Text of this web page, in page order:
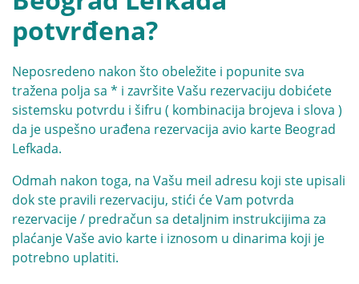
potvrđena?
Neposredeno nakon što obeležite i popunite sva
tražena polja sa * i završite Vašu rezervaciju dobićete
sistemsku potvrdu i šifru ( kombinacija brojeva i slova )
da je uspešno urađena rezervacija avio karte Beograd
Lefkada.
Odmah nakon toga, na Vašu meil adresu koji ste upisali
dok ste pravili rezervaciju, stići će Vam potvrda
rezervacije / predračun sa detaljnim instrukcijima za
plaćanje Vaše avio karte i iznosom u dinarima koji je
potrebno uplatiti.